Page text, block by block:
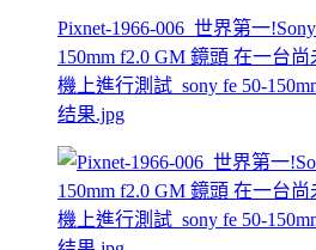
Pixnet-1966-006_世界第一
150mm f2.0 GM 鏡頭 在一台
機上進行測試_sony fe 50-
结果.jpg